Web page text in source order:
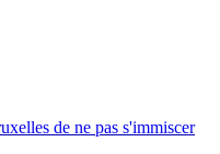
de ne pas s'immiscer